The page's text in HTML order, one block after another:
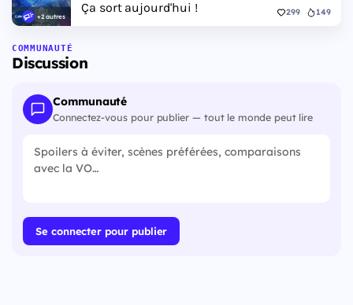
+2 autres
Ça sort aujourd'hui ! 299 149
COMMUNAUTÉ
Discussion
Communauté
Connectez-vous pour publier — tout le monde peut lire
Se connecter pour publier